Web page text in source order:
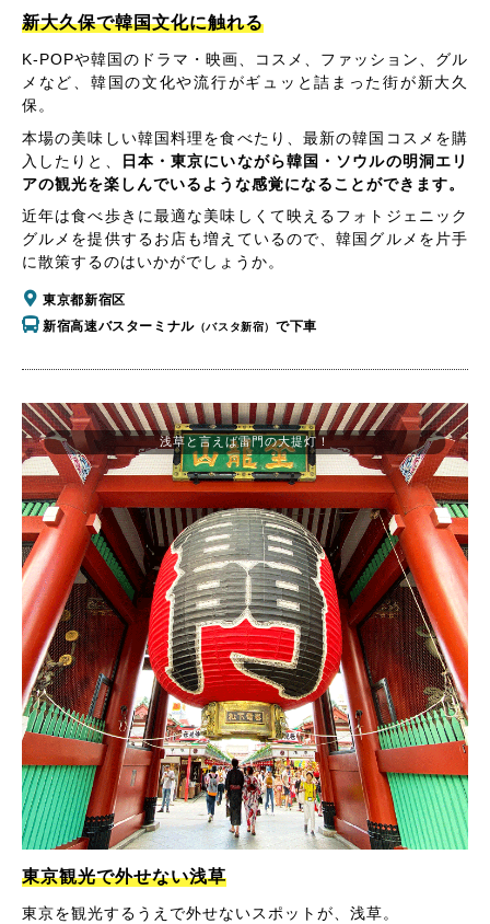
新大久保で韓国文化に触れる
K-POPや韓国のドラマ・映画、コスメ、ファッション、グル
メなど、韓国の文化や流行がギュッと詰まった街が新大久
保。
本場の美味しい韓国料理を食べたり、最新の韓国コスメを購
入したりと、
日本・東京にいながら韓国・ソウルの明洞エリ
アの観光を楽しんでいるような感覚になることができます。
近年は食べ歩きに最適な美味しくて映えるフォトジェニック
グルメを提供するお店も増えているので、韓国グルメを片手
に散策するのはいかがでしょうか。
東京都新宿区
新宿高速バスターミナル（バスタ新宿） で下車
東京観光で外せない浅草
東京を観光するうえで外せないスポットが、浅草。
浅草と言えば雷門の大提灯！